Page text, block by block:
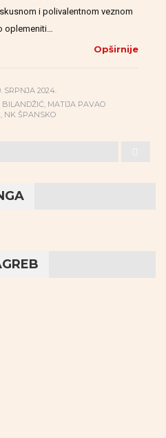
i polivalentnom veznom
oplemeniti…
Opširnije
SRPNJA 2024.
BILANDŽIĆ, MATIJA PAVAO
, NK ŠPANSKO